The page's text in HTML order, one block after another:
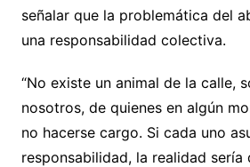
señalar que la problemática del
una responsabilidad colectiva.
“No existe un animal de la calle,
nosotros, de quienes en algún
no hacerse cargo. Si cada uno
responsabilidad, la realidad sería